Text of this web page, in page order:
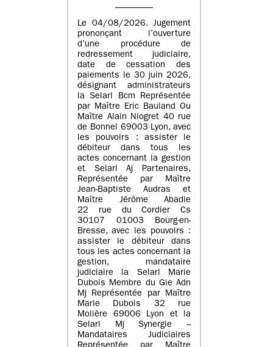
Le 04/08/2026. Jugement
prononçant l’ouverture
d’une procédure de
redressement judiciaire,
date de cessation des
paiements le 30 juin 2026,
désignant administrateurs
la Selarl Bcm Représentée
par Maître Eric Bauland Ou
Maître Alain Niogret 40 rue
de Bonnel 69003 Lyon, avec
les pouvoirs : assister le
débiteur dans tous les
actes concernant la gestion
et Selarl Aj Partenaires,
Représentée par Maître
Jean-Baptiste Audras et
Maître Jérôme Abadie
22 rue du Cordier Cs
30107 01003 Bourg-en-
Bresse, avec les pouvoirs :
assister le débiteur dans
tous les actes concernant la
gestion, mandataire
judiciaire la Selarl Marie
Dubois Membre du Gie Adn
Mj Représentée par Maître
Marie Dubois 32 rue
Molière 69006 Lyon et la
Selarl Mj Synergie –
Mandataires Judiciaires